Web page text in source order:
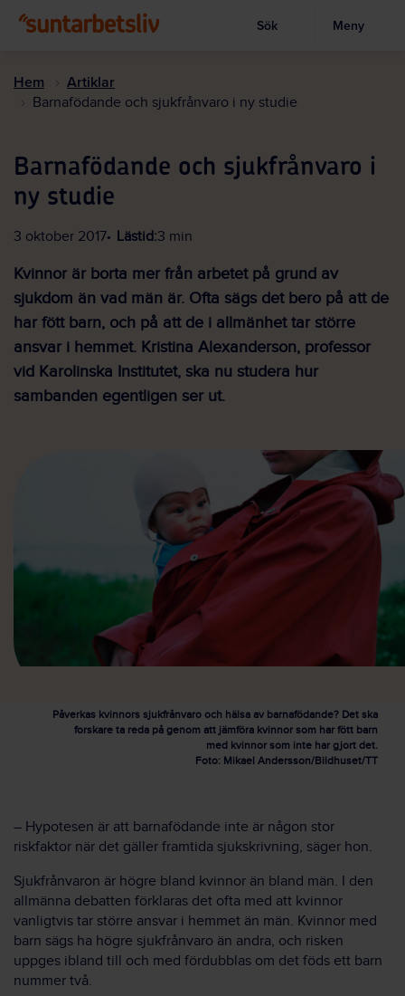
huvudinnehållet
Visa sökruta
Sök Meny
Hem Artiklar
Barnafödande och sjukfrånvaro i ny studie
Barnafödande och sjukfrånvaro i
ny studie
3 oktober 2017 Lästid:3 min
Kvinnor är borta mer från arbetet på grund av
sjukdom än vad män är. Ofta sägs det bero på att de
har fött barn, och på att de i allmänhet tar större
ansvar i hemmet. Kristina Alexanderson, professor
vid Karolinska Institutet, ska nu studera hur
sambanden egentligen ser ut.
Påverkas kvinnors sjukfrånvaro och hälsa av barnafödande? Det ska
forskare ta reda på genom att jämföra kvinnor som har fött barn
med kvinnor som inte har gjort det.
Foto: Mikael Andersson/Bildhuset/TT
– Hypotesen är att barnafödande inte är någon stor
riskfaktor när det gäller framtida sjukskrivning, säger hon.
Sjukfrånvaron är högre bland kvinnor än bland män. I den
allmänna debatten förklaras det ofta med att kvinnor
vanligtvis tar större ansvar i hemmet än män. Kvinnor med
barn sägs ha högre sjukfrånvaro än andra, och risken
uppges ibland till och med fördubblas om det föds ett barn
nummer två.